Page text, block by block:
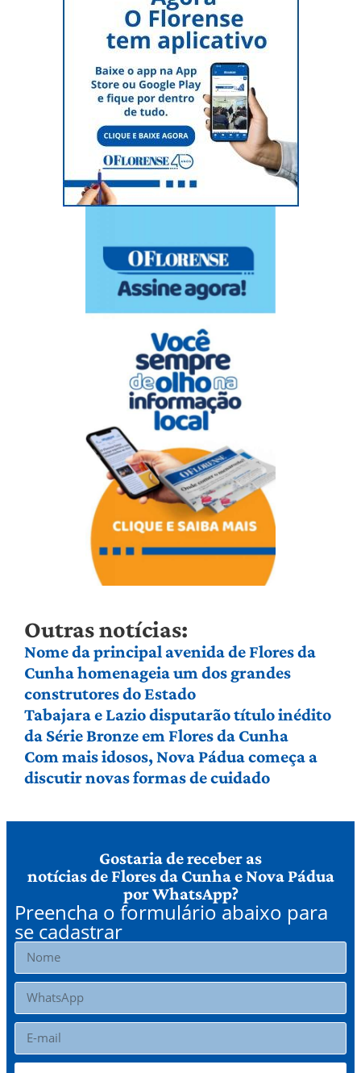
Outras notícias:
Nome da principal avenida de Flores da
Cunha homenageia um dos grandes
construtores do Estado
Tabajara e Lazio disputarão título inédito
da Série Bronze em Flores da Cunha
Com mais idosos, Nova Pádua começa a
discutir novas formas de cuidado
Gostaria de receber as
notícias de Flores da Cunha e Nova Pádua
por WhatsApp?
Preencha o formulário abaixo para
se cadastrar